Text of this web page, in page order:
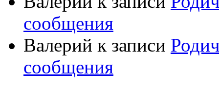
сообщения
Валерий к записи
сообщения